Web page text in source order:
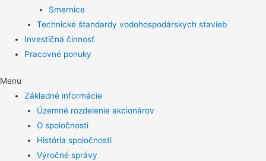
Smernice
Technické štandardy vodohospodárskych stavieb
Investičná činnosť
Pracovné ponuky
Menu
Základné informácie
Územné rozdelenie akcionárov
O spoločnosti
História spoločnosti
Výročné správy